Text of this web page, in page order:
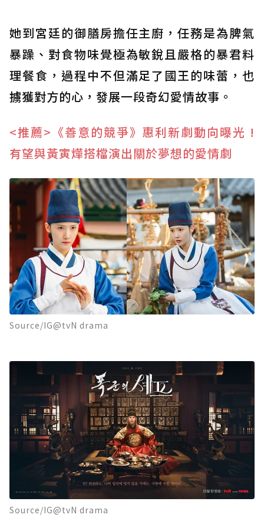
她到宮廷的御膳房擔任主廚，任務是為脾氣
暴躁、對食物味覺極為敏銳且嚴格的暴君料
理餐食，過程中不但滿足了國王的味蕾，也
擄獲對方的心，發展一段奇幻愛情故事。
<推薦>《善意的競爭》惠利新劇動向曝光 !
有望與黃寅燁搭檔演出關於夢想的愛情劇
Source/IG@tvN drama
Source/IG@tvN drama